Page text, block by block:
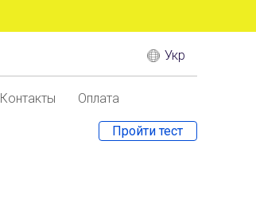
Укр
Контакты Оплата
Пройти тест